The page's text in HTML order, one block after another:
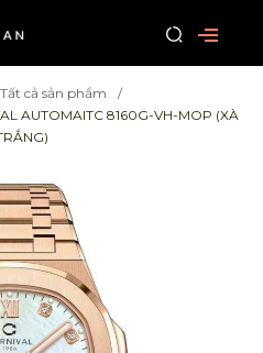
Tất cả sản phẩm
AUTOMAITC 8160G-VH-MOP (XÀ